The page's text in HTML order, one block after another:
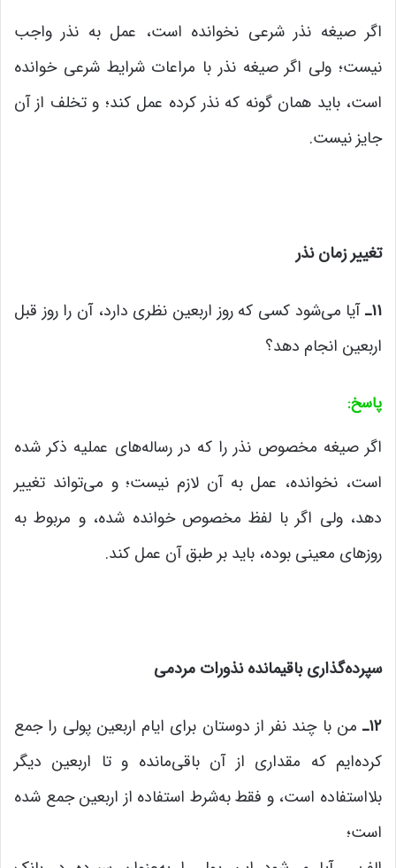
اگر صیغه نذر شرعی نخوانده است، عمل به نذر واجب
نیست؛ ولی اگر صیغه نذر با مراعات شرایط شرعی خوانده
است، باید همان گونه که نذر کرده عمل کند؛ و تخلف از آن
جایز نیست.
تغییر زمان نذر
۱۱ـآیا می‌شود کسی که روز اربعین نظری دارد، آن را روز قبل
اربعین انجام دهد؟
پاسخ:
اگر صیغه مخصوص نذر را که در رساله‌های عملیه ذکر شده
است، نخوانده‌، عمل به آن لازم نیست؛ و می‌تواند تغییر
دهد، ولی اگر با لفظ مخصوص خوانده شده، و مربوط به
روزهای معینی بوده، باید بر طبق آن عمل کند.
سپرده‌گذاری باقیمانده نذورات مردمی
۱۲ـ من با چند نفر از دوستان برای ایام اربعین پولی را جمع
کرده‌ایم که مقداری از آن باقی‌مانده و تا اربعین دیگر
بلااستفاده است، و فقط به‌شرط استفاده از اربعین جمع شده
است؛